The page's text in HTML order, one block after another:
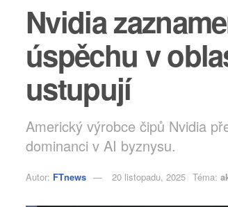
Nvidia
úspěchu v
ustupují
Americký výrobce čipů Nvidia
dominanci v AI byznysu.
Autor: FTnews 20 listopadu, 2025 Téma: